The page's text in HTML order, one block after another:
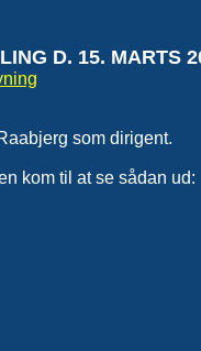
D. 15. MARTS
som dirigent.
kom til at se sådan ud: